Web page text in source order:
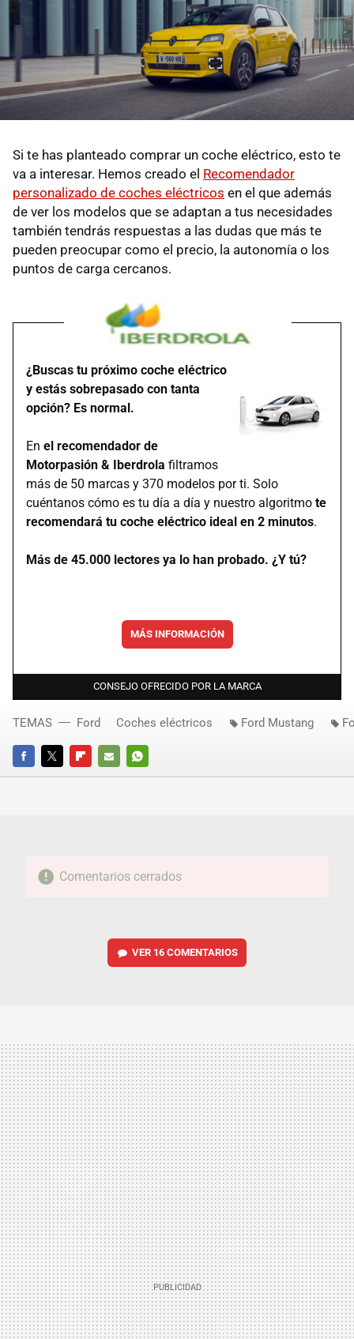
Si te has planteado comprar un coche eléctrico, esto te
va a interesar. Hemos creado el Recomendador
personalizado de coches eléctricos en el que además
de ver los modelos que se adaptan a tus necesidades
también tendrás respuestas a las dudas que más te
pueden preocupar como el precio, la autonomía o los
puntos de carga cercanos.
¿Buscas tu próximo coche eléctrico
y estás sobrepasado con tanta
opción? Es normal.
En el recomendador de
Motorpasión & Iberdrola filtramos
más de 50 marcas y 370 modelos por ti. Solo
cuéntanos cómo es tu día a día y nuestro algoritmo te
recomendará tu coche eléctrico ideal en 2 minutos.
Más de 45.000 lectores ya lo han probado. ¿Y tú?
MÁS INFORMACIÓN
CONSEJO OFRECIDO POR LA MARCA
FACEBOOKTWITTERFLIPBOARD
E-
WHATSAPP
TEMAS Ford Coches eléctricos Ford Mustang
Comentarios cerrados
VER 16 COMENTARIOS